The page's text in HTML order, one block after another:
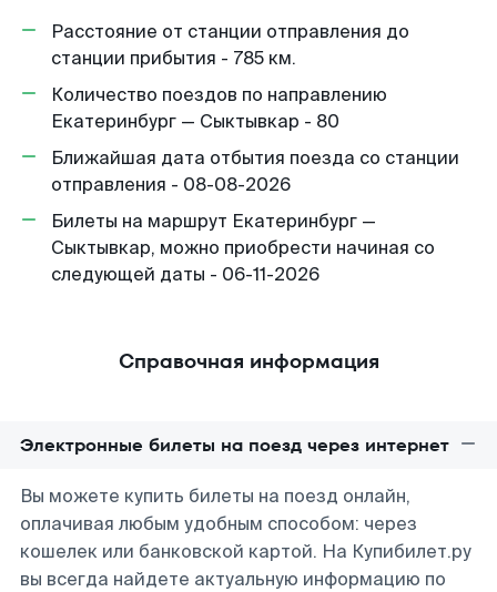
Расстояние от станции отправления до
станции прибытия - 785 км.
Количество поездов по направлению
Екатеринбург — Сыктывкар - 80
Ближайшая дата отбытия поезда со станции
отправления - 08-08-2026
Билеты на маршрут Екатеринбург —
Сыктывкар, можно приобрести начиная со
следующей даты - 06-11-2026
Справочная информация
Электронные билеты на поезд через интернет
Вы можете купить билеты на поезд онлайн,
оплачивая любым удобным способом: через
кошелек или банковской картой. На Купибилет.ру
вы всегда найдете актуальную информацию по